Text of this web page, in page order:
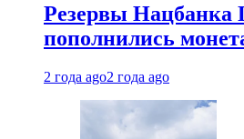
Резервы Нацбанка
пополнились
2 года ago2 года ago